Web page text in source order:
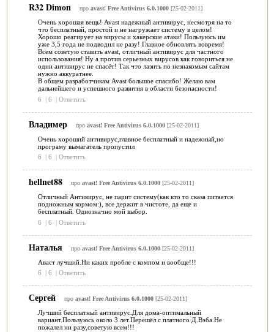
R32 Dimon про avast! Free Antivirus 6.0.1000[25-02-2011]
Очень хорошая вещь! Avast надежный антивирус, несмотря на то
что бесплатный, простой и не нагружает систему в целом!
Хорошо реагирует на вирусы и хакерские атаки! Пользуюсь им
уже 3,5 года не подводил не разу! Главное обновлять вовремя!
Всем советую ставить avаst, отличный антивирус для частного
использования! Ну а против серьезных вирусов как говориться не
один антивирус не спасёт! Так что лазить по незнакомым сайтам
нужно аккуратнее.
В общем разработчикам Avast большое спасибо! Желаю вам
дальнейшего и успешного развития в области безопасности!
6
| 6 | Ответить
Владимер про avast! Free Antivirus 6.0.1000[25-02-2011]
Очень хороший антивирус,главное бесплатный и надежный,но
програму вымагатель пропустил
6
| 6 | Ответить
hellnet88 про avast! Free Antivirus 6.0.1000[25-02-2011]
Отличный Антивирус, не парит систему(как кто то сказа питается
подножным кормом:), все держит в чистоте, да еще и
бесплатный. Однозначно мой выбор.
6
| 6 | Ответить
Наталья про avast! Free Antivirus 6.0.1000[25-02-2011]
Аваст лучший.Ни каких пробле с компом и вообще!!!
6
| 6 | Ответить
Сергей про avast! Free Antivirus 6.0.1000[25-02-2011]
Лучший бесплатный антивирус.Для дома-оптимальный
вариант.Пользуюсь около 3 лет.Перешёл с платного Д.Вэба.Не
пожалел ни разу,советую всем!!!